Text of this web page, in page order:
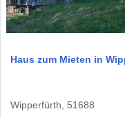
Haus zum Mieten in
Wipperfürth, 51688